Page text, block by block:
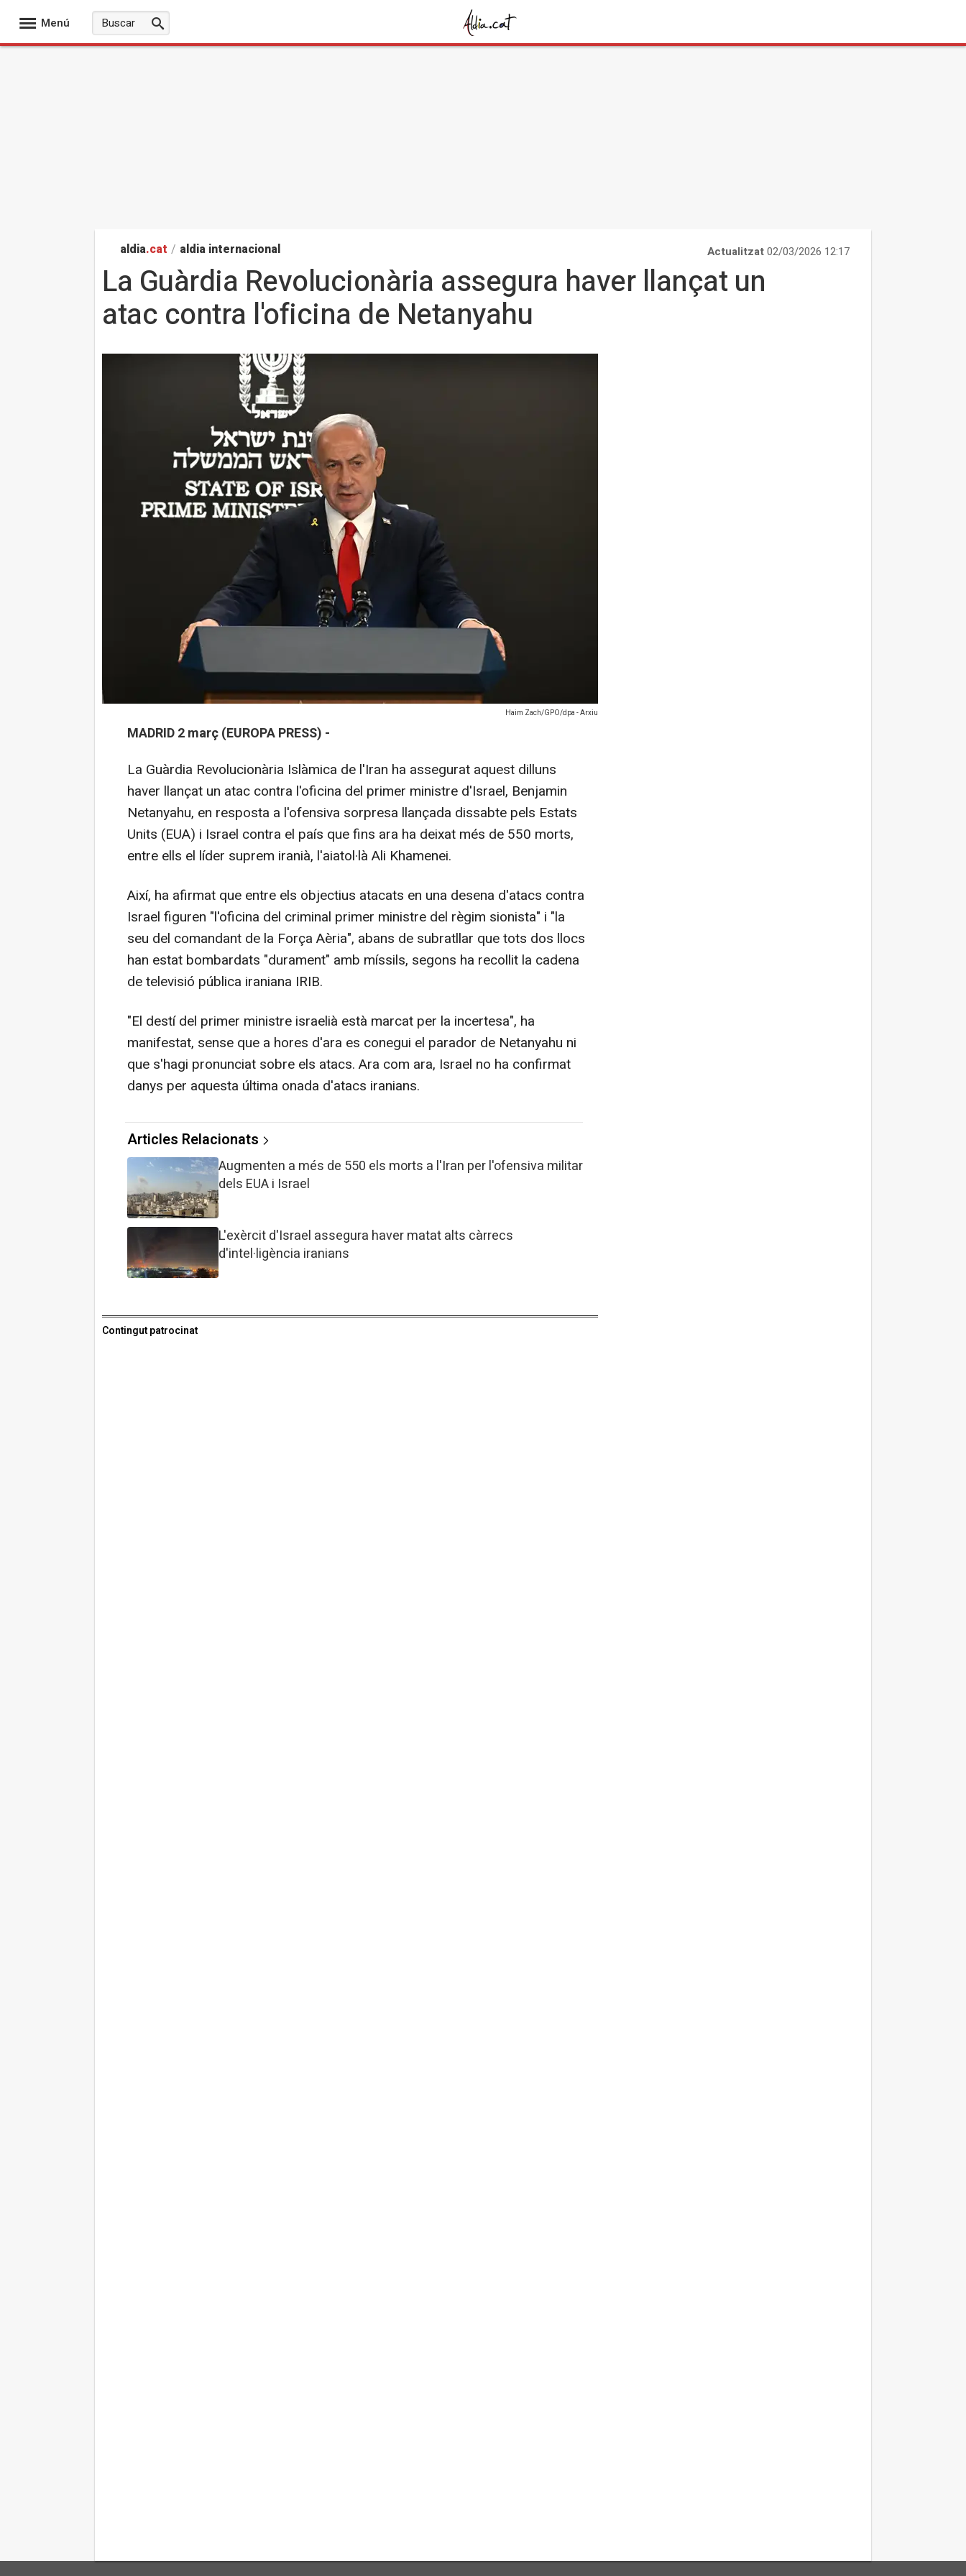
Menú
aldia.cat / aldia internacional Actualitzat02/03/2026 12:17
La Guàrdia Revolucionària assegura haver llançat un
atac contra l'oficina de Netanyahu
Haim Zach/GPO/dpa - Arxiu
MADRID 2 març (EUROPA PRESS) -
La Guàrdia Revolucionària Islàmica de l'Iran ha assegurat aquest dilluns
haver llançat un atac contra l'oficina del primer ministre d'Israel, Benjamin
Netanyahu, en resposta a l'ofensiva sorpresa llançada dissabte pels Estats
Units (EUA) i Israel contra el país que fins ara ha deixat més de 550 morts,
entre ells el líder suprem iranià, l'aiatol·là Ali Khamenei.
Així, ha afirmat que entre els objectius atacats en una desena d'atacs contra
Israel figuren "l'oficina del criminal primer ministre del règim sionista" i "la
seu del comandant de la Força Aèria", abans de subratllar que tots dos llocs
han estat bombardats "durament" amb míssils, segons ha recollit la cadena
de televisió pública iraniana IRIB.
"El destí del primer ministre israelià està marcat per la incertesa", ha
manifestat, sense que a hores d'ara es conegui el parador de Netanyahu ni
que s'hagi pronunciat sobre els atacs. Ara com ara, Israel no ha confirmat
danys per aquesta última onada d'atacs iranians.
Articles Relacionats
Augmenten a més de 550 els morts a l'Iran per l'ofensiva militar
dels EUA i Israel
L'exèrcit d'Israel assegura haver matat alts càrrecs
d'intel·ligència iranians
Contingut patrocinat